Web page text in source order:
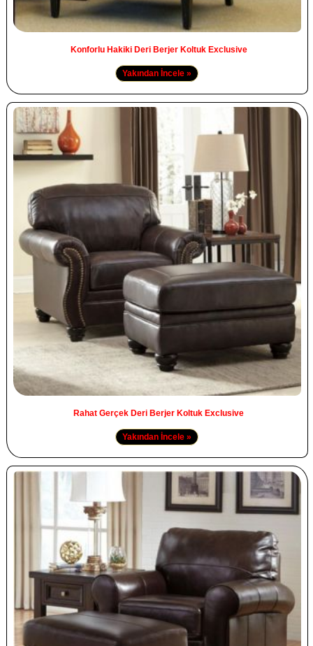
Konforlu Hakiki Deri Berjer Koltuk Exclusive
Yakından İncele »
Rahat Gerçek Deri Berjer Koltuk Exclusive
Yakından İncele »